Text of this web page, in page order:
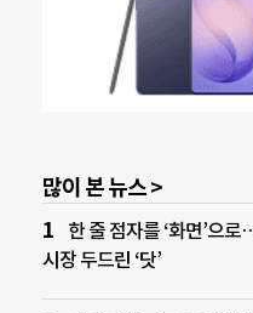
많이 본 뉴스 >
한 줄 점자를 ‘화면’으
시장 두드린 ‘닷’